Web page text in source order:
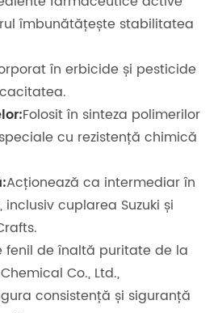
îmbunătățește stabilitatea
în erbicide și pesticide
Folosit în sinteza polimerilor
cu rezistență chimică
Acționează ca intermediar în
cuplarea Suzuki și
fenil de înaltă puritate de la
Co., Ltd.,
consistență și siguranță